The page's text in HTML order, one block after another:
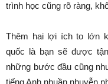
trình học cũng rõ ràng,
Thêm hai lợi ích to lớn
quốc là bạn sẽ được
những bước đầu cũng
tiếng Anh nhuần nhuyễn